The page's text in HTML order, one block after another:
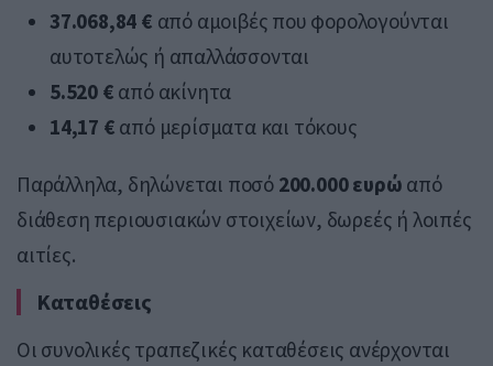
37.068,84 € από αμοιβές που φορολογούνται
αυτοτελώς ή απαλλάσσονται
5.520 € από ακίνητα
14,17 € από μερίσματα και τόκους
Παράλληλα, δηλώνεται ποσό 200.000 ευρώ από
διάθεση περιουσιακών στοιχείων, δωρεές ή λοιπές
αιτίες.
Καταθέσεις
Οι συνολικές τραπεζικές καταθέσεις ανέρχονται